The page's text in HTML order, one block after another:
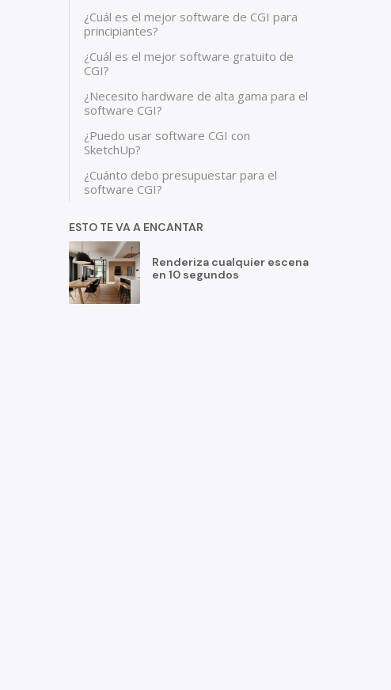
¿Cuál es el mejor software de CGI para
principiantes?
¿Cuál es el mejor software gratuito de
CGI?
¿Necesito hardware de alta gama para el
software CGI?
¿Puedo usar software CGI con
SketchUp?
¿Cuánto debo presupuestar para el
software CGI?
ESTO TE VA A ENCANTAR
Renderiza cualquier escena
en 10 segundos